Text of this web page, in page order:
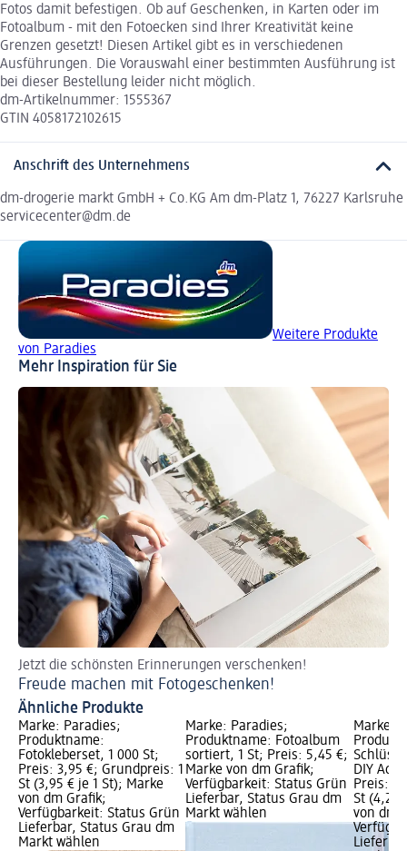
Fotos damit befestigen. Ob auf Geschenken, in Karten oder im
Fotoalbum - mit den Fotoecken sind Ihrer Kreativität keine
Grenzen gesetzt! Diesen Artikel gibt es in verschiedenen
Ausführungen. Die Vorauswahl einer bestimmten Ausführung ist
bei dieser Bestellung leider nicht möglich.
dm-Artikelnummer: 1555367
GTIN 4058172102615
Anschrift des Unternehmens
dm-drogerie markt GmbH + Co.KG Am dm-Platz 1, 76227 Karlsruhe
servicecenter@dm.de
Weitere Produkte
von Paradies
Mehr Inspiration für Sie
Jetzt die schönsten Erinnerungen verschenken!
Freude machen mit Fotogeschenken!
Ähnliche Produkte
Marke: Paradies;
Produktname:
Fotokleberset, 1 000 St;
Preis: 3,95 €; Grundpreis: 1
St (3,95 € je 1 St); Marke
von dm Grafik;
Verfügbarkeit: Status Grün
Lieferbar, Status Grau dm
Markt wählen
Marke: Paradies;
Produktname: Fotoalbum
sortiert, 1 St; Preis: 5,45 €;
Marke von dm Grafik;
Verfügbarkeit: Status Grün
Lieferbar, Status Grau dm
Markt wählen
Marke:
DIY
Preis:
St (4,25
von dm